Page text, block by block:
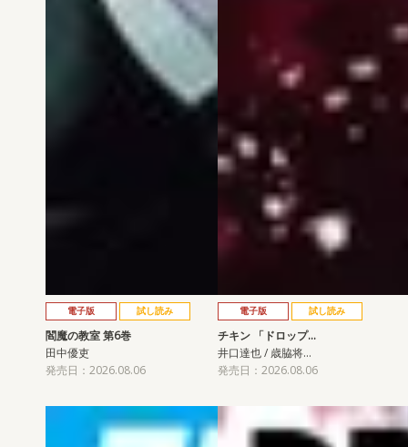
電子版 試し読み
閻魔の教室 第6巻
田中優吏
発売日：2026.08.06
電子版 試し読み
チキン 「ドロップ…
井口達也 / 歳脇将…
発売日：2026.08.06